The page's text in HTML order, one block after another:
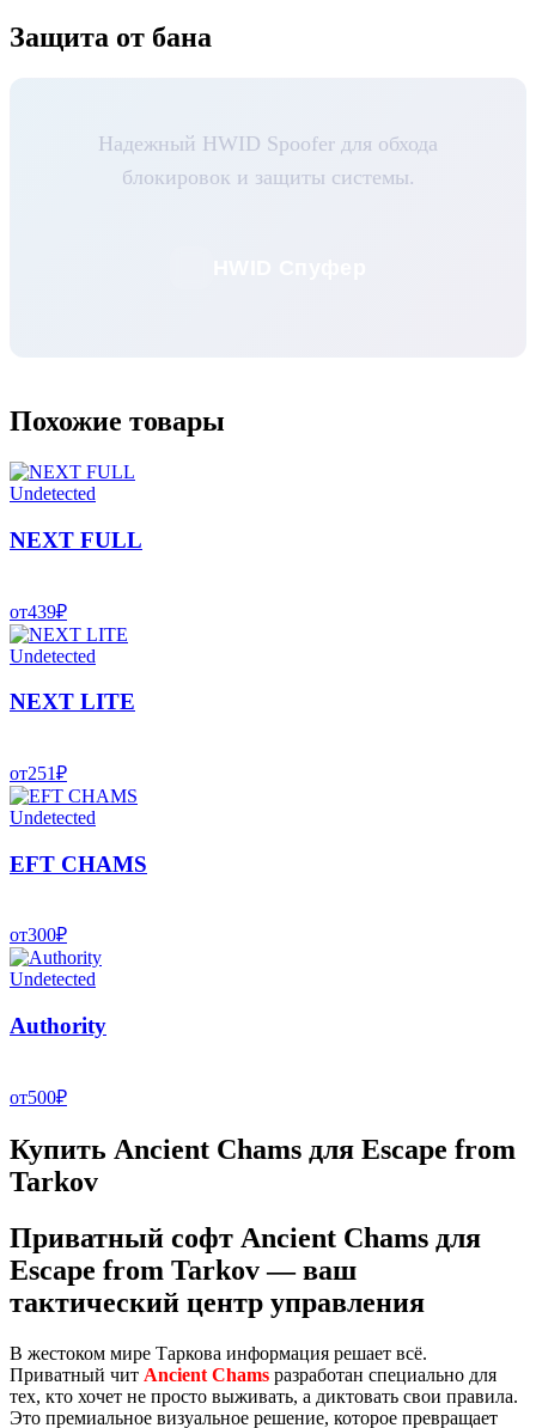
Защита от бана
Надежный HWID Spoofer для обхода
блокировок и защиты системы.
Похожие товары
Undetected
NEXT FULL
от439₽
Undetected
NEXT LITE
от251₽
Undetected
EFT CHAMS
от300₽
Undetected
Authority
от500₽
Купить Ancient Chams для Escape from
Tarkov
Приватный софт Ancient Chams для
Escape from Tarkov — ваш
тактический центр управления
В жестоком мире Таркова информация решает всё.
Приватный чит Ancient Chams разработан специально для
тех, кто хочет не просто выживать, а диктовать свои правила.
Это премиальное визуальное решение, которое превращает